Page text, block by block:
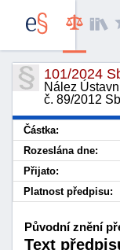
101/2024
Nález
č. 89/2012
Částka:
Rozeslána dne:
Přijato:
Platnost předpisu:
Původní znění
Text